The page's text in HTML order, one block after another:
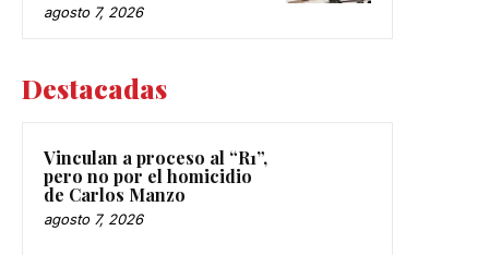
agosto 7, 2026
Destacadas
Vinculan a proceso al “R1”,
pero no por el homicidio
de Carlos Manzo
agosto 7, 2026